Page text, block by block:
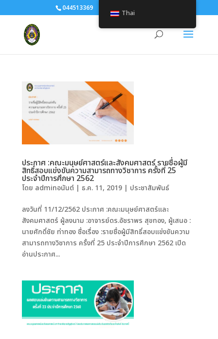
044513369
ประกาศ :คณะมนุษย์ศาสตร์และสังคมศาสตร์ รายชื่อผู้มี
สิทธิ์สอบแข่งขันความสามารถทางวิชาการ ครั้งที่ 25
ประจำปีการศึกษา 2562
โดย adminอนันต์| ธ.ค. 11, 2019| ประชาสัมพันธ์
ลงวันที่ 11/12/2562 ประกาศ :คณะมนุษย์ศาสตร์และ
สังคมศาสตร์ ผู้ลงนาม :อาจารย์ดร.อัชราพร สุขทอง, ผู้เสนอ :
นายศักดิ์ชัย ท่าทอง ชื่อเรื่อง :รายชื่อผู้มีสิทธิ์สอบแข่งขันความ
สามารถทางวิชาการ ครั้งที่ 25 ประจำปีการศึกษา 2562 เปิด
อ่านประกาศ...
Thai